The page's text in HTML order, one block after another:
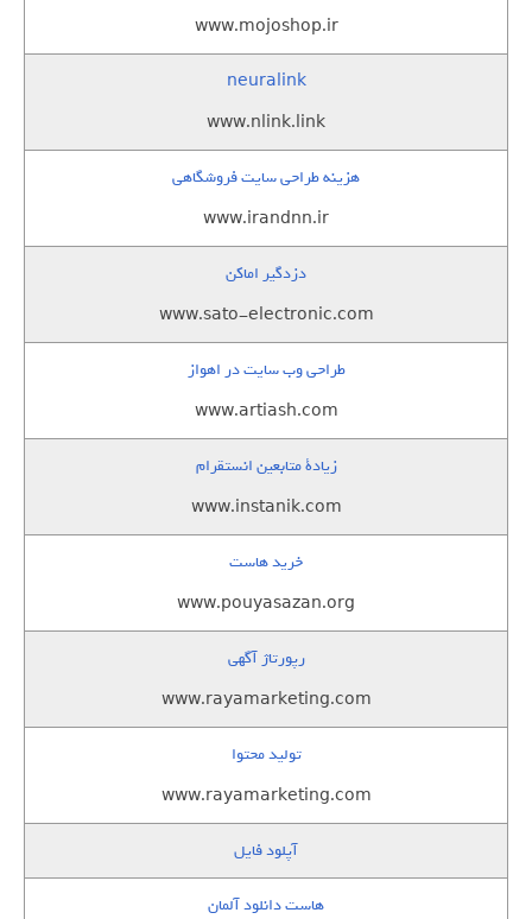
www.mojoshop.ir
neuralink
www.nlink.link
هزینه طراحی سایت فروشگاهی
www.irandnn.ir
دزدگیر اماکن
www.sato-electronic.com
طراحی وب سایت در اهواز
www.artiash.com
زيادة متابعين انستقرام
www.instanik.com
خرید هاست
www.pouyasazan.org
رپورتاژ آگهی
www.rayamarketing.com
تولید محتوا
www.rayamarketing.com
آپلود فایل
هاست دانلود آلمان